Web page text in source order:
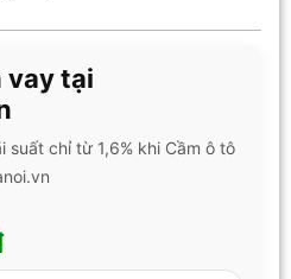
vay tại
suất chỉ từ 1,6% khi Cầm ô tô